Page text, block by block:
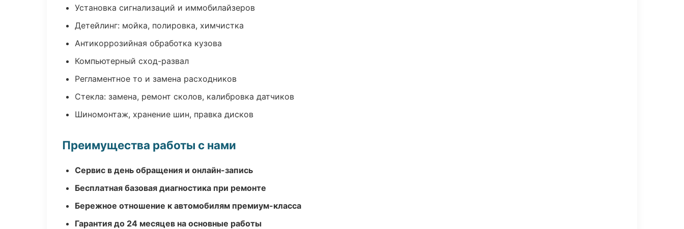
Установка сигнализаций и иммобилайзеров
Детейлинг: мойка, полировка, химчистка
Антикоррозийная обработка кузова
Компьютерный сход-развал
Регламентное то и замена расходников
Стекла: замена, ремонт сколов, калибровка датчиков
Шиномонтаж, хранение шин, правка дисков
Преимущества работы с нами
Сервис в день обращения и онлайн-запись
Бесплатная базовая диагностика при ремонте
Бережное отношение к автомобилям премиум-класса
Гарантия до 24 месяцев на основные работы